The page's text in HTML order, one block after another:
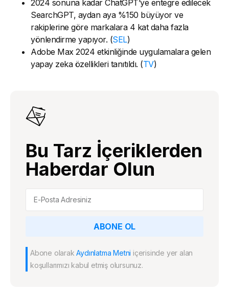
2024 sonuna kadar ChatGPT’ye entegre edilecek
SearchGPT, aydan aya %150 büyüyor ve
rakiplerine göre markalara 4 kat daha fazla
yönlendirme yapıyor. (SEL)
Adobe Max 2024 etkinliğinde uygulamalara gelen
yapay zeka özellikleri tanıtıldı. (TV)
Bu Tarz İçeriklerden
Haberdar Olun
ABONE OL
Abone olarakAydınlatma Metni içerisinde yer alan
koşullarımızı kabul etmiş olursunuz.